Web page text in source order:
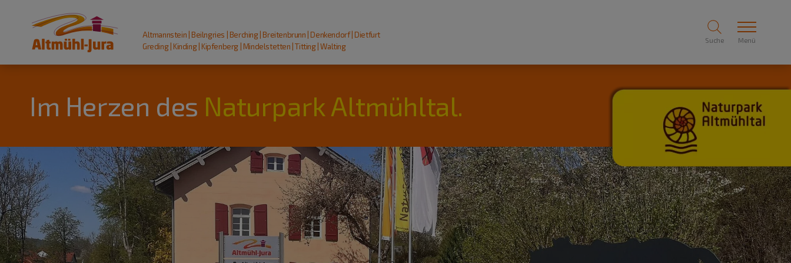
Altmannstein | Beilngries | Berching | Breitenbrunn | Denkendorf | Dietfurt
Greding | Kinding | Kipfenberg | Mindelstetten | Titting | Walting
Suche Menü
Im Herzen des Naturpark Altmühltal.